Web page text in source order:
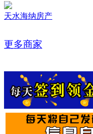
天水海纳房产
更多商家